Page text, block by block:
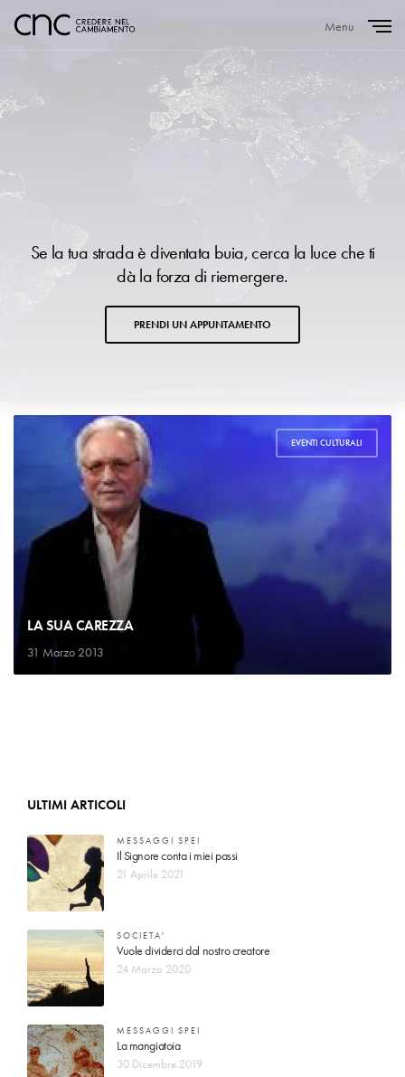
Menu
Se la tua strada è diventata buia, cerca la luce che ti
dà la forza di riemergere.
PRENDI UN APPUNTAMENTO
EVENTI CULTURALI
LA SUA CAREZZA
31 Marzo 2013
ULTIMI ARTICOLI
MESSAGGI SPEI
Il Signore conta i miei passi
21 Aprile 2021
SOCIETA'
Vuole dividerci dal nostro creatore
24 Marzo 2020
MESSAGGI SPEI
La mangiatoia
30 Dicembre 2019